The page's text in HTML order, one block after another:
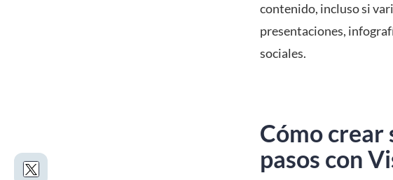
contenido, incluso si
presentaciones,
sociales.
Cómo crear
pasos con